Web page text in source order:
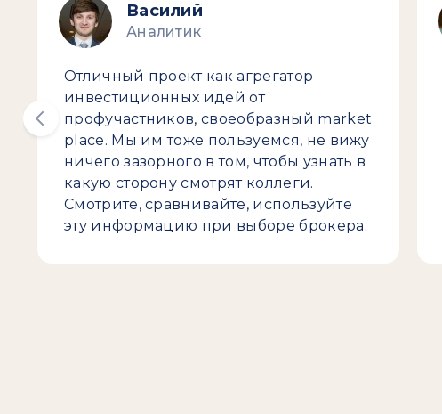
Василий
Аналитик
Отличный проект как агрегатор
инвестиционных идей от
профучастников, своеобразный market
place. Мы им тоже пользуемся, не вижу
ничего зазорного в том, чтобы узнать в
какую сторону смотрят коллеги.
Смотрите, сравнивайте, используйте
эту информацию при выборе брокера.